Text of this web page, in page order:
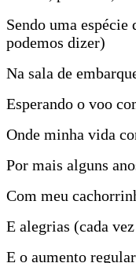
Sendo uma
podemos dizer)
Na sala de
Esperando o voo
Onde minha vida
Por mais alguns
Com meu
E alegrias (cada
E o aumento